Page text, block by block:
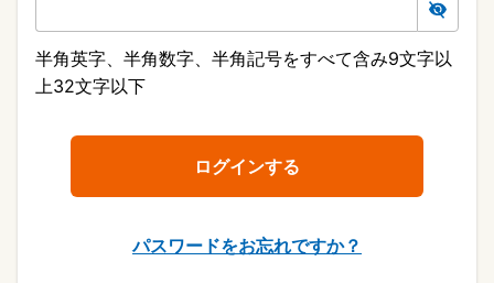
半角英字、半角数字、半角記号をすべて含み9文字以
上32文字以下
パスワードをお忘れですか？